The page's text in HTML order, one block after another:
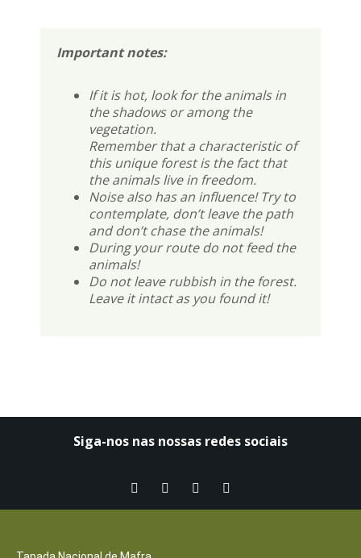
Important notes:
If it is hot, look for the animals in
the shadows or among the
vegetation.
Remember that a characteristic of
this unique forest is the fact that
the animals live in freedom.
Noise also has an influence! Try to
contemplate, don’t leave the path
and don’t chase the animals!
During your route do not feed the
animals!
Do not leave rubbish in the forest.
Leave it intact as you found it!
Siga-nos nas nossas redes sociais​